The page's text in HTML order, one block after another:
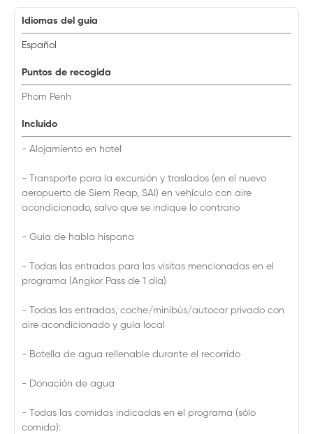
Idiomas del guía
Español
Puntos de recogida
Phom Penh
Incluido
- Alojamiento en hotel
- Transporte para la excursión y traslados (en el nuevo
aeropuerto de Siem Reap, SAI) en vehículo con aire
acondicionado, salvo que se indique lo contrario
- Guia de habla hispana
- Todas las entradas para las visitas mencionadas en el
programa (Angkor Pass de 1 día)
- Todas las entradas, coche/minibús/autocar privado con
aire acondicionado y guía local
- Botella de agua rellenable durante el recorrido
- Donación de agua
- Todas las comidas indicadas en el programa (sólo
comida):